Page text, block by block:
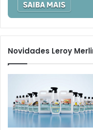
Novidades Leroy